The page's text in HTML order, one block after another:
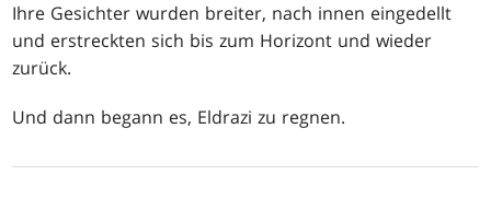
Ihre Gesichter wurden breiter, nach innen eingedellt
und erstreckten sich bis zum Horizont und wieder
zurück.
Und dann begann es, Eldrazi zu regnen.